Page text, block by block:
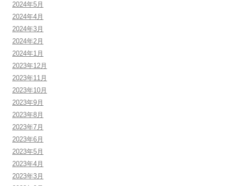
2024年5月
2024年4月
2024年3月
2024年2月
2024年1月
2023年12月
2023年11月
2023年10月
2023年9月
2023年8月
2023年7月
2023年6月
2023年5月
2023年4月
2023年3月